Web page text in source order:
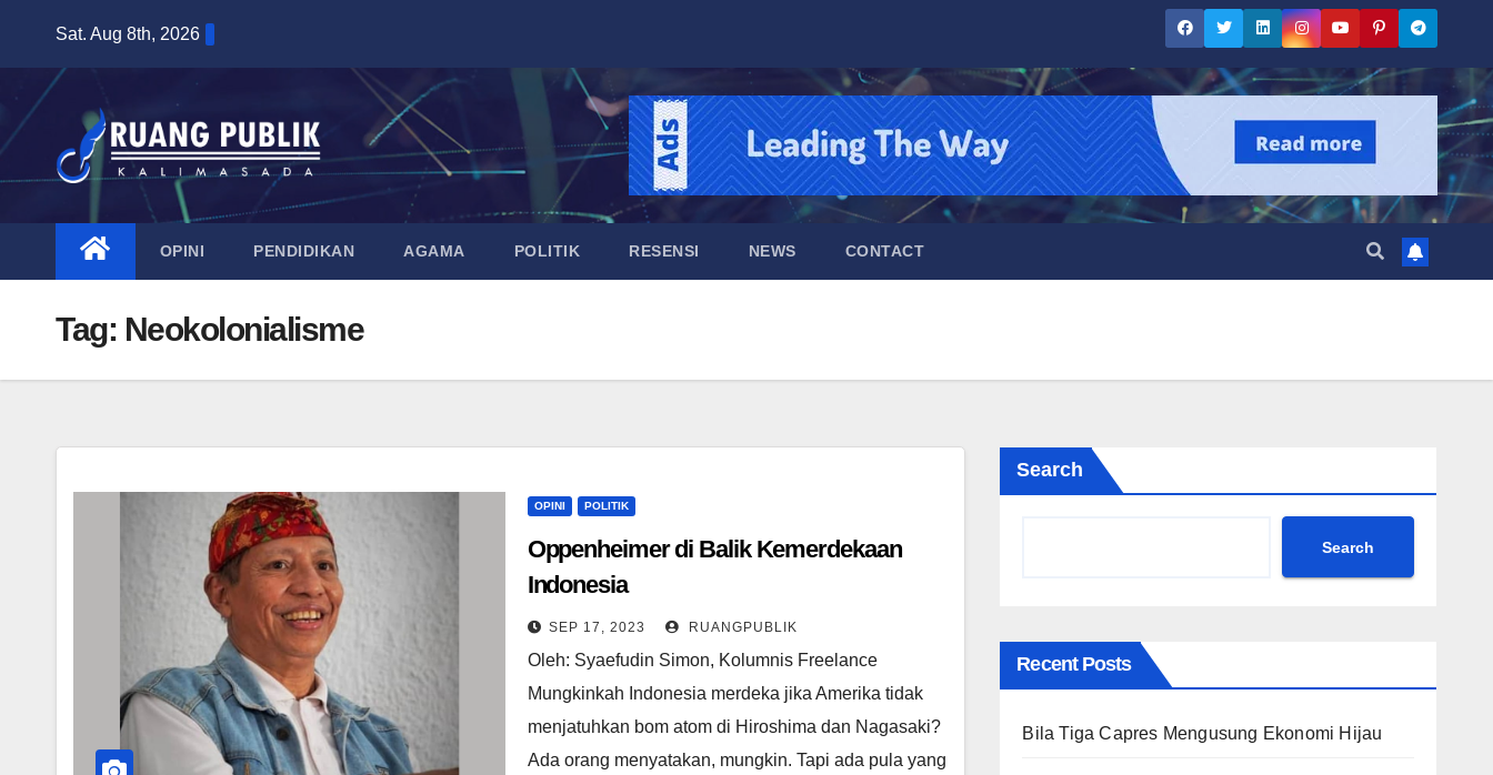
content
Sat. Aug 8th, 2026
OPINI PENDIDIKAN AGAMA POLITIK RESENSI NEWS CONTACT
Tag: Neokolonialisme
OPINI POLITIK
Oppenheimer di Balik Kemerdekaan
Indonesia
SEP 17, 2023 RUANGPUBLIK
Oleh: Syaefudin Simon, Kolumnis Freelance
Mungkinkah Indonesia merdeka jika Amerika tidak
menjatuhkan bom atom di Hiroshima dan Nagasaki?
Ada orang menyatakan, mungkin. Tapi ada pula yang
Search
Search
Recent Posts
Bila Tiga Capres Mengusung Ekonomi Hijau